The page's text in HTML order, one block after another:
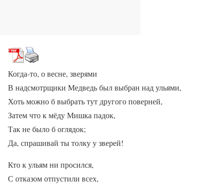
Когда-то, о весне, зверями
В надсмотрщики Медведь был выбран над ульями,
Хоть можно б выбрать тут другого поверней,
Затем что к мёду Мишка падок,
Так не было б оглядок;
Да, спрашивай ты толку у зверей!
Кто к ульям ни просился,
С отказом отпустили всех,